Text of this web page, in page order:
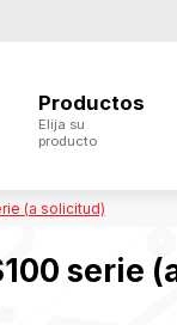
Productos
Elija su
producto
(a solicitud)
serie